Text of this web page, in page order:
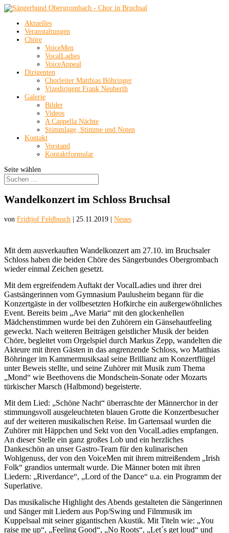
Aktuelles
Veranstaltungen
Chöre
VoiceMen
VocalLadies
VoiceAppeal
Dirigenten
Chorleiter Matthias Böhringer
Vizedirigent Frank Neuberth
Galerie
Bilder
Videos
A Cappella Nächte
Stimmlage, Stimme und Noten
Kontakt
Vorstand
Kontaktformular
Seite wählen
Wandelkonzert im Schloss Bruchsal
von Fridtjof Feldbusch 25.11.2019 Neues
Mit dem ausverkauften Wandelkonzert am 27.10. im Bruchsaler
Schloss haben die beiden Chöre des Sängerbundes Obergrombach
wieder einmal Zeichen gesetzt.
Mit dem ergreifendem Auftakt der VocalLadies und ihrer drei
Gastsängerinnen vom Gymnasium Paulusheim begann für die
Konzertgäste in der vollbesetzten Hofkirche ein außergewöhnliches
Event. Bereits beim „Ave Maria“ mit den glockenhellen
Mädchenstimmen wurde bei den Zuhörern ein Gänsehautfeeling
geweckt. Nach weiteren Beiträgen geistlicher Musik der beiden
Chöre, begleitet vom Orgelspiel durch Markus Zepp, wandelten die
Akteure mit ihren Gästen in das angrenzende Schloss, wo Matthias
Böhringer im Kammermusiksaal seine Brillianz am Konzertflügel
unter Beweis stellte, und seine Zuhörer mit Musik zum Thema
„Mond“ wie Beethovens die Mondschein-Sonate oder Mozarts
türkischer Marsch (Halbmond) begeisterte.
Mit dem Lied: „Schöne Nacht“ überraschte der Männerchor in der
stimmungsvoll ausgeleuchteten blauen Grotte die Konzertbesucher
auf der weiteren musikalischen Reise. Im Gartensaal wurden die
Zuhörer mit Häppchen und Sekt von den VocalLadies empfangen.
An dieser Stelle ein ganz großes Lob und ein herzliches
Dankeschön an unser Gastro-Team für den kulinarischen
Wohlgenuss, der von den VoiceMen mit ihrem mitreißendem „Irish
Folk“ grandios untermalt wurde. Die Männer boten mit ihren
Liedern: „Riverdance“, „Lord of the Dance“ u.a. ein Programm der
Superlative.
Das musikalische Highlight des Abends gestalteten die Sängerinnen
und Sänger mit Liedern aus Pop/Swing und Filmmusik im
Kuppelsaal mit seiner gigantischen Akustik. Mit Titeln wie: „You
raise me up“, „Feeling Good“, „No Roots“, „Let´s get loud“ und